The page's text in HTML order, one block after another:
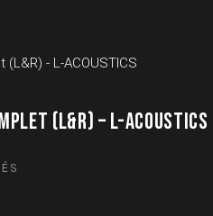
(L&R) – L-ACOUSTICS